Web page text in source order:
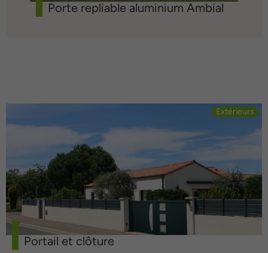
Porte repliable aluminium Ambial
Portail et clôture
Extérieurs